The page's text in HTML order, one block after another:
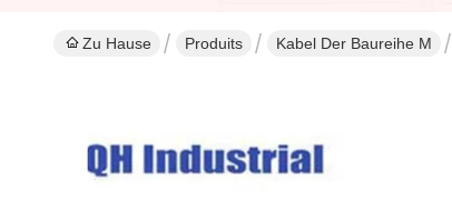
Zu Hause Produits Kabel Der Baureihe M